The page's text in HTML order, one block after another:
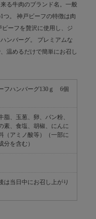
る牛肉のブランド名。一般
つ。 神戸ビーフの特徴は肉
ーフを贅沢に使用し、ジ
ンバーグ。 プレミアムな
温めるだけで簡単にお召し
フハンバーグ130ｇ 6個
、玉葱、卵、パン粉、
素、食塩、胡椒、にんに
（アミノ酸等）（一部に
を含む）
は当日中にお召し上がり